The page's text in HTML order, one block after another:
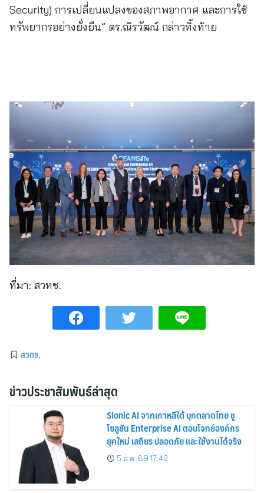
Security) การเปลี่ยนแปลงของสภาพอากาศ และการใช้
ทรัพยากรอย่างยั่งยืน” ดร.ณิรวัฒน์ กล่าวทิ้งท้าย
ที่มา: สวทช.
สวทช.
ข่าวประชาสัมพันธ์ล่าสุด
Sionic AI จากเกาหลีใต้ บุกตลาดไทย ชู
โซลูชัน Enterprise AI ตอบโจทย์องค์กร
ยุคใหม่ เสถียร ปลอดภัย และใช้งานได้จริง
5 ส.ค. 69 17:42